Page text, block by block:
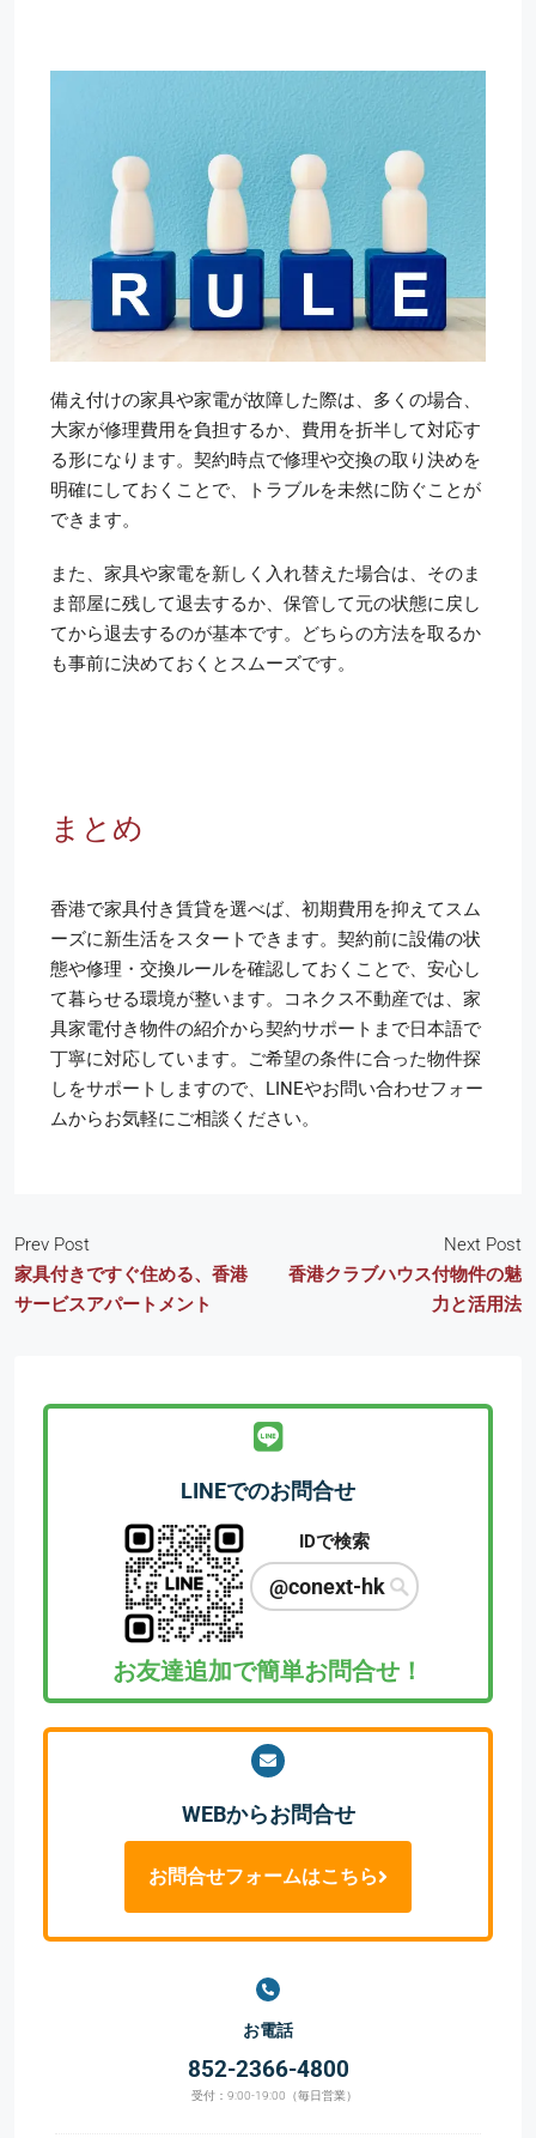
備え付けの家具や家電が故障した際は、多くの場合、
大家が修理費用を負担するか、費用を折半して対応す
る形になります。契約時点で修理や交換の取り決めを
明確にしておくことで、トラブルを未然に防ぐことが
できます。
また、家具や家電を新しく入れ替えた場合は、そのま
ま部屋に残して退去するか、保管して元の状態に戻し
てから退去するのが基本です。どちらの方法を取るか
も事前に決めておくとスムーズです。
まとめ
香港で家具付き賃貸を選べば、初期費用を抑えてスム
ーズに新生活をスタートできます。契約前に設備の状
態や修理・交換ルールを確認しておくことで、安心し
て暮らせる環境が整います。コネクス不動産では、家
具家電付き物件の紹介から契約サポートまで日本語で
丁寧に対応しています。ご希望の条件に合った物件探
しをサポートしますので、LINEやお問い合わせフォー
ムからお気軽にご相談ください。
Prev Post
家具付きですぐ住める、香港
サービスアパートメント
Next Post
香港クラブハウス付物件の魅
力と活用法
LINEでのお問合せ
IDで検索
@conext-hk
お友達追加で簡単お問合せ！
WEBからお問合せ
お問合せフォームはこちら
お電話
852-2366-4800
受付：9:00-19:00（毎日営業）